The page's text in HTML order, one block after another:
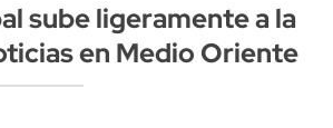
sube ligeramente a la
en Medio Oriente